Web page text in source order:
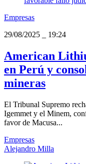
Empresas
29/08/2025
19:24
American
en Perú y
mineras
El Tribunal Supremo
Igemmet y el Minem,
favor de Macusa...
Empresas
Alejandro Milla